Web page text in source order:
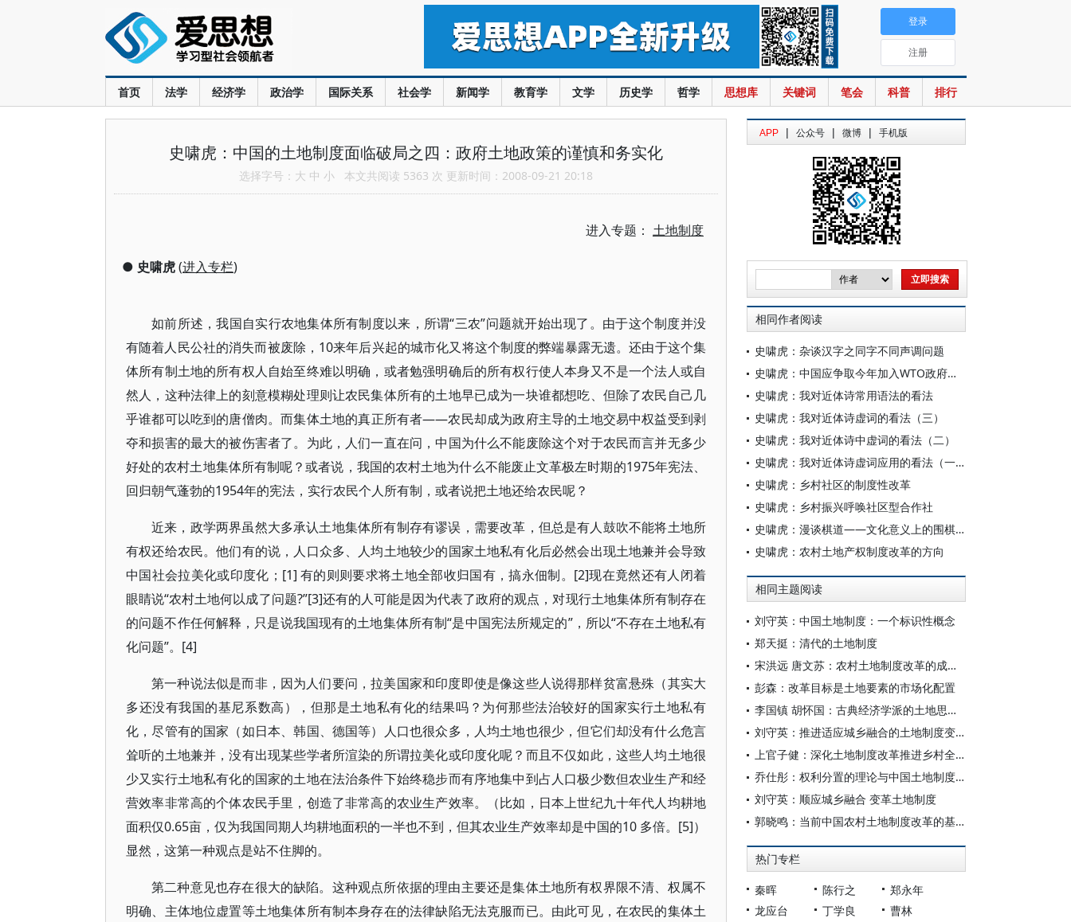
首页 法学 经济学 政治学 国际关系 社会学 新闻学 教育学 文学 历史学 哲学 思想库 关键词 笔会 科普 排行
登录
注册
史啸虎：中国的土地制度面临破局之四：政府土地政策的谨慎和务实化
选择字号： 大 中 小 本文共阅读 5363 次 更新时间：2008-09-21 20:18
进入专题： 土地制度
● 史啸虎(进入专栏)
如前所述，我国自实行农地集体所有制度以来，所谓“三农”问题就开始出现了。由于这个制度并没
有随着人民公社的消失而被废除，10来年后兴起的城市化又将这个制度的弊端暴露无遗。还由于这个集
体所有制土地的所有权人自始至终难以明确，或者勉强明确后的所有权行使人本身又不是一个法人或自
然人，这种法律上的刻意模糊处理则让农民集体所有的土地早已成为一块谁都想吃、但除了农民自己几
乎谁都可以吃到的唐僧肉。而集体土地的真正所有者——农民却成为政府主导的土地交易中权益受到剥
夺和损害的最大的被伤害者了。为此，人们一直在问，中国为什么不能废除这个对于农民而言并无多少
好处的农村土地集体所有制呢？或者说，我国的农村土地为什么不能废止文革极左时期的1975年宪法、
回归朝气蓬勃的1954年的宪法，实行农民个人所有制，或者说把土地还给农民呢？
近来，政学两界虽然大多承认土地集体所有制存有谬误，需要改革，但总是有人鼓吹不能将土地所
有权还给农民。他们有的说，人口众多、人均土地较少的国家土地私有化后必然会出现土地兼并会导致
中国社会拉美化或印度化；[1] 有的则则要求将土地全部收归国有，搞永佃制。[2]现在竟然还有人闭着
眼睛说“农村土地何以成了问题?”[3]还有的人可能是因为代表了政府的观点，对现行土地集体所有制存在
的问题不作任何解释，只是说我国现有的土地集体所有制“是中国宪法所规定的”，所以“不存在土地私有
化问题”。[4]
第一种说法似是而非，因为人们要问，拉美国家和印度即使是像这些人说得那样贫富悬殊（其实大
多还没有我国的基尼系数高），但那是土地私有化的结果吗？为何那些法治较好的国家实行土地私有
化，尽管有的国家（如日本、韩国、德国等）人口也很众多，人均土地也很少，但它们却没有什么危言
耸听的土地兼并，没有出现某些学者所渲染的所谓拉美化或印度化呢？而且不仅如此，这些人均土地很
少又实行土地私有化的国家的土地在法治条件下始终稳步而有序地集中到占人口极少数但农业生产和经
营效率非常高的个体农民手里，创造了非常高的农业生产效率。（比如，日本上世纪九十年代人均耕地
面积仅0.65亩，仅为我国同期人均耕地面积的一半也不到，但其农业生产效率却是中国的10 多倍。[5]）
显然，这第一种观点是站不住脚的。
第二种意见也存在很大的缺陷。这种观点所依据的理由主要还是集体土地所有权界限不清、权属不
明确、主体地位虚置等土地集体所有制本身存在的法律缺陷无法克服而已。由此可见，在农民的集体土
APP | 公众号 | 微博 | 手机版
相同作者阅读
史啸虎：杂谈汉字之同字不同声调问题
史啸虎：中国应争取今年加入WTO政府采购协定（GPA）
史啸虎：我对近体诗常用语法的看法
史啸虎：我对近体诗虚词的看法（三）
史啸虎：我对近体诗中虚词的看法（二）
史啸虎：我对近体诗虚词应用的看法（一）
史啸虎：乡村社区的制度性改革
史啸虎：乡村振兴呼唤社区型合作社
史啸虎：漫谈棋道——文化意义上的围棋之道
史啸虎：农村土地产权制度改革的方向
相同主题阅读
刘守英：中国土地制度：一个标识性概念
郑天挺：清代的土地制度
宋洪远 唐文苏：农村土地制度改革的成效挑战、理论逻辑与实践路径
彭森：改革目标是土地要素的市场化配置
李国镇 胡怀国：古典经济学派的土地思想——基于学术史的考察
刘守英：推进适应城乡融合的土地制度变革
上官子健：深化土地制度改革推进乡村全面振兴
乔仕彤：权利分置的理论与中国土地制度的演进
刘守英：顺应城乡融合 变革土地制度
郭晓鸣：当前中国农村土地制度改革的基本判断与关键重点
热门专栏
秦晖 陈行之
郑永年
龙应台
丁学良
曹林